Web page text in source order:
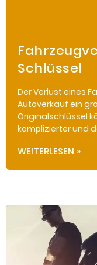
Schlüssel
Der Verlust eines
Autoverkauf ein
Originalschlüssel
komplizierter und
WEITERLESEN »